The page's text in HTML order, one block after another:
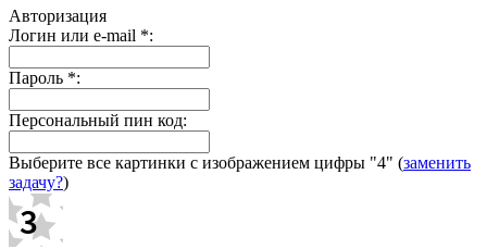
Авторизация
Логин или e-mail *:
Пароль *:
Персональный пин код:
Выберите все картинки с изображением цифры "4" (заменить
задачу?)